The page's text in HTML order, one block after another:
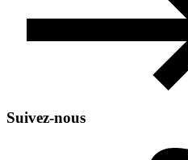
Suivez-nous